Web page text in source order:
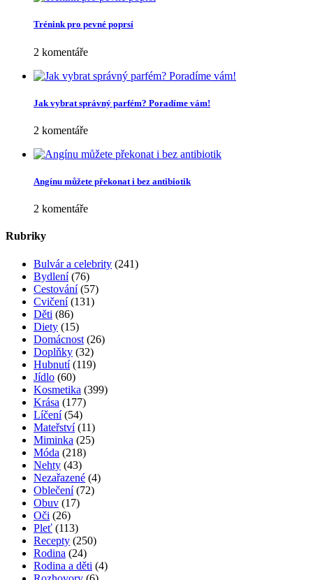
Trénink pro pevné poprsí
2 komentáře
Jak vybrat správný parfém? Poradíme vám!
2 komentáře
Angínu můžete překonat i bez antibiotik
2 komentáře
Rubriky
Bulvár a celebrity (241)
Bydlení(76)
Cestování(57)
Cvičení(131)
Děti (86)
Diety (15)
Domácnost (26)
Doplňky (32)
Hubnutí(119)
Jídlo (60)
Kosmetika (399)
Krása (177)
Líčení(54)
Mateřství(11)
Miminka (25)
Móda (218)
Nehty (43)
Nezařazené (4)
Oblečení(72)
Obuv (17)
Oči (26)
Pleť (113)
Recepty (250)
Rodina (24)
Rodina a děti (4)